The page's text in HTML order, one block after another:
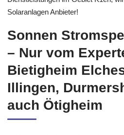
Solaranlagen Anbieter!
Sonnen
– Nur vom
Bietigheim
Illingen,
auch Ötigheim